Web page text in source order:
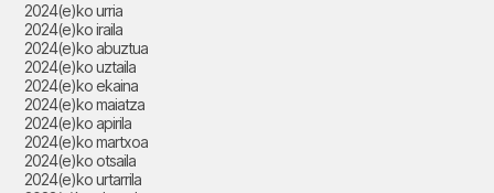
2024(e)ko urria
2024(e)ko iraila
2024(e)ko abuztua
2024(e)ko uztaila
2024(e)ko ekaina
2024(e)ko maiatza
2024(e)ko apirila
2024(e)ko martxoa
2024(e)ko otsaila
2024(e)ko urtarrila